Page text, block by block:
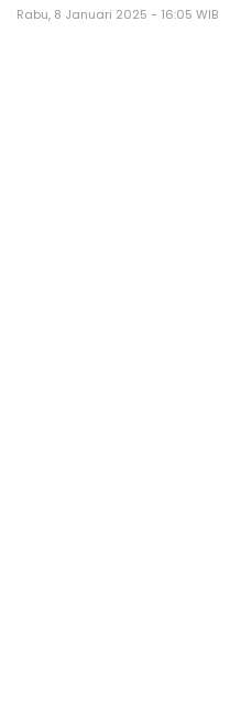
Rabu, 8 Januari 2025 - 16:05 WIB